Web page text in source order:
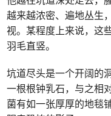
越来越浓密、遍地丛生
视。某程度上来说，这
羽毛直竖。
坑道尽头是一个开阔的
一根根钟乳石，与之相
菌有如一张厚厚的地毯